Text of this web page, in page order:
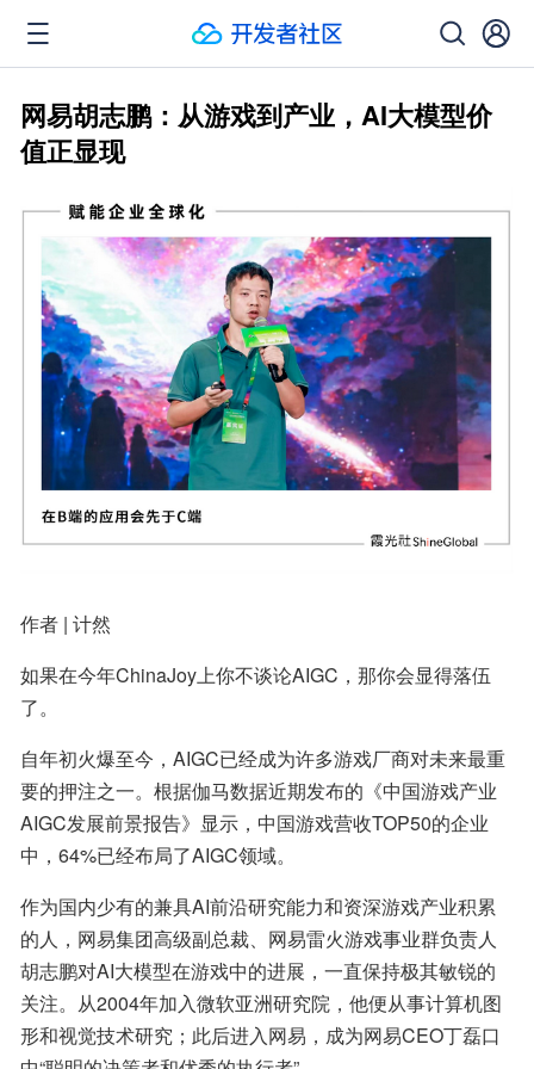
网易胡志鹏：从游戏到产业，AI大模型价
值正显现
作者 | 计然
如果在今年ChinaJoy上你不谈论AIGC，那你会显得落伍
了。
自年初火爆至今，AIGC已经成为许多游戏厂商对未来最重
要的押注之一。根据伽马数据近期发布的《中国游戏产业
AIGC发展前景报告》显示，中国游戏营收TOP50的企业
中，64%已经布局了AIGC领域。
作为国内少有的兼具AI前沿研究能力和资深游戏产业积累
的人，网易集团高级副总裁、网易雷火游戏事业群负责人
胡志鹏对AI大模型在游戏中的进展，一直保持极其敏锐的
关注。从2004年加入微软亚洲研究院，他便从事计算机图
形和视觉技术研究；此后进入网易，成为网易CEO丁磊口